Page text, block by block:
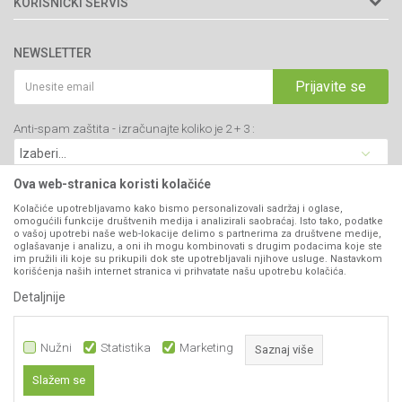
34000 Kragujevac, Srbija
webshop@agromarket.rs
PIB: 102135221
Matični broj: 07593252
Prodavnice
Brendovi
Katalozi
Blog
Najčešća pitanja
Politika privatnosti
Kako kupiti
Isporuka
Click & Collect
Načini plaćanja
Plaćanje karticama
Web kredit Raiffeisen banke
Pravo na odustajanje
Reklamacije
Zamena artikala
NEWSLETTER
Prijavite se
Anti-spam zaštita - izračunajte koliko je 2 + 3 :
VIBER I SMS NEWSLETTER
Prijavite se
PRATITE NAS
Ova web-stranica koristi kolačiće
Kolačiće upotrebljavamo kako bismo personalizovali sadržaj i oglase,
omogućili funkcije društvenih medija i analizirali saobraćaj. Isto tako, podatke
o vašoj upotrebi naše web-lokacije delimo s partnerima za društvene medije,
oglašavanje i analizu, a oni ih mogu kombinovati s drugim podacima koje ste
im pružili ili koje su prikupili dok ste upotrebljavali njihove usluge. Nastavkom
korišćenja naših internet stranica vi prihvatate našu upotrebu kolačića.
Detaljnije
Nužni Statistika Marketing Saznaj više
Slažem se